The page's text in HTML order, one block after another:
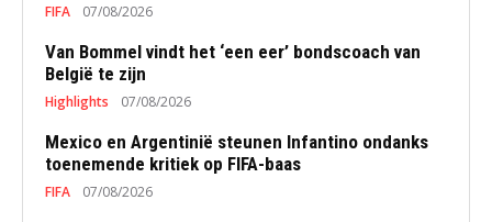
FIFA 07/08/2026
Van Bommel vindt het ‘een eer’ bondscoach van
België te zijn
Highlights 07/08/2026
Mexico en Argentinië steunen Infantino ondanks
toenemende kritiek op FIFA-baas
FIFA 07/08/2026